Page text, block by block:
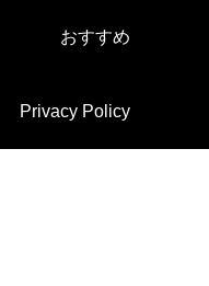
おすすめ
Privacy Policy